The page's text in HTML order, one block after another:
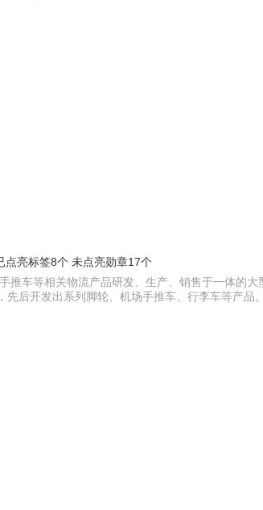
点亮标签8个 未点亮勋章17个
推车等相关物流产品研发、生产、销售于一体的
后开发出系列脚轮、机场手推车、行李车等产品。